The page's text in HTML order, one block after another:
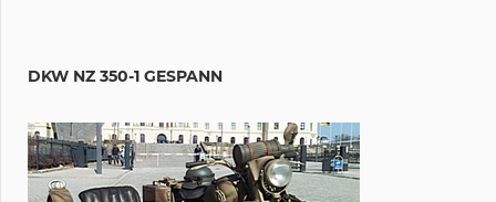
DKW NZ 350-1 GESPANN